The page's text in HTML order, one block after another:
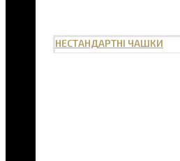
НЕСТАНДАРТНІ ЧАШКИ